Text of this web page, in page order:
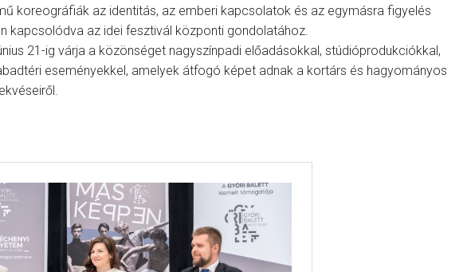
koreográfiák az identitás, az emberi kapcsolatok és az egymásra figyelés
kapcsolódva az idei fesztivál központi gondolatához.
21-ig várja a közönséget nagyszínpadi előadásokkal, stúdióprodukciókkal,
eseményekkel, amelyek átfogó képet adnak a kortárs és hagyományos